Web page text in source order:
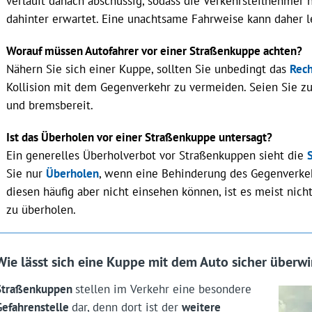
dahinter erwartet. Eine unachtsame Fahrweise kann
Worauf müssen Autofahrer vor einer Straßenkuppe achten?
Nähern Sie sich einer Kuppe, sollten Sie unbedingt das
Kollision mit dem Gegenverkehr zu vermeiden. Seien Sie
und bremsbereit.
Ist das Überholen vor einer Straßenkuppe untersagt?
Ein generelles Überholverbot vor Straßenkuppen sieht die
Sie nur Überholen, wenn eine Behinderung des
diesen häufig aber nicht einsehen können, ist es meist
zu überholen.
lässt sich eine Kuppe mit dem Auto sicher
stellen im Verkehr eine besondere
dar, denn dort ist der weitere